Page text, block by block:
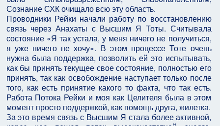
Сознание СХК очищало всю эту область.
Проводники Рейки начали работу по восстановлению
связь через Анахаты с Высшим Я Тоты. Считывала
состояние «Я так устала, у меня ничего не получиться,
я уже ничего не хочу». В этом процессе Тоте очень
нужна была поддержка, позволить ей это испытывать,
как бы принять текущее свое состояние, полностью его
принять, так как освобождение наступает только после
того, как есть принятие какого то факта, что так есть.
Работа Потока Рейки и моя как Целителя была в этом
момент просто поддержкой, как помощь друга, жилетка.
За это время связь с Высшим Я стала более активной,